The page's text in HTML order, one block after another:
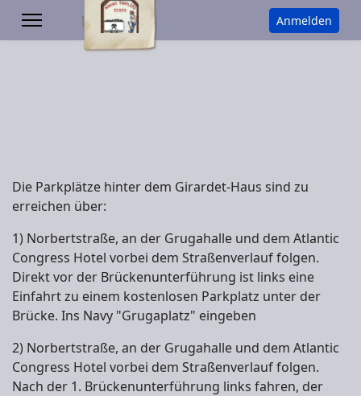
Anmelden
Die Parkplätze hinter dem Girardet-Haus sind zu
erreichen über:
1) Norbertstraße, an der Grugahalle und dem Atlantic
Congress Hotel vorbei dem Straßenverlauf folgen.
Direkt vor der Brückenunterführung ist links eine
Einfahrt zu einem kostenlosen Parkplatz unter der
Brücke. Ins Navy "Grugaplatz" eingeben
2) Norbertstraße, an der Grugahalle und dem Atlantic
Congress Hotel vorbei dem Straßenverlauf folgen.
Nach der 1. Brückenunterführung links fahren, der